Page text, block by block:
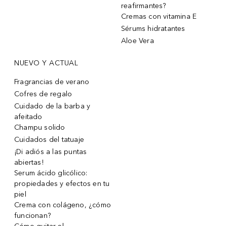
reafirmantes?
Cremas con vitamina E
Sérums hidratantes
Aloe Vera
NUEVO Y ACTUAL
Fragrancias de verano
Cofres de regalo
Cuidado de la barba y
afeitado
Champu solido
Cuidados del tatuaje
¡Di adiós a las puntas
abiertas!
Serum ácido glicólico:
propiedades y efectos en tu
piel
Crema con colágeno, ¿cómo
funcionan?